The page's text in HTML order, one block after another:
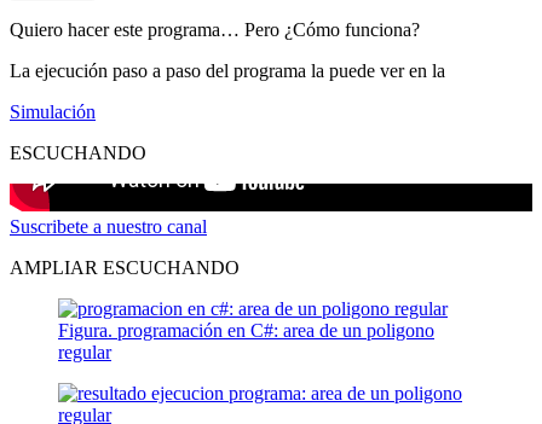
Quiero hacer este programa… Pero ¿Cómo funciona?
La ejecución paso a paso del programa la puede ver en la
Simulación
ESCUCHANDO
Suscribete a nuestro canal
AMPLIAR ESCUCHANDO
Figura. programación en C#: area de un poligono
regular